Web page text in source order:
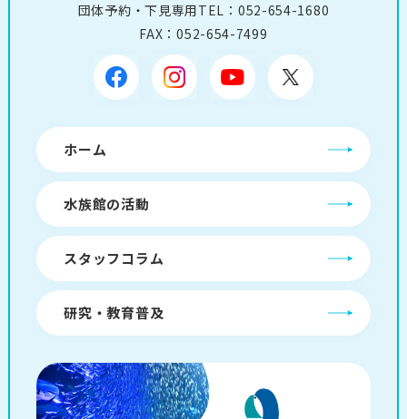
団体予約・下見専用TEL： 052-654-1680
FAX：052-654-7499
ホーム
水族館の活動
スタッフコラム
研究・教育普及